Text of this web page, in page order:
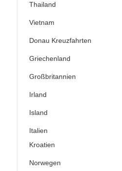
Thailand
Vietnam
Donau Kreuzfahrten
Griechenland
Großbritannien
Irland
Island
Italien
Kroatien
Norwegen